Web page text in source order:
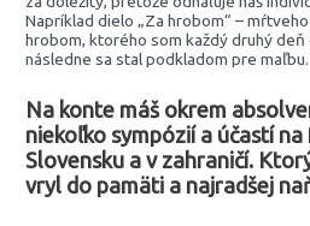
Napríklad dielo „Za hrobom“ –
hrobom, ktorého som každý druhý
následne sa stal podkladom pre maľbu.
Na konte máš okrem
niekoľko sympózií a účastí
Slovensku a v zahraničí.
vryl do pamäti a najradšej